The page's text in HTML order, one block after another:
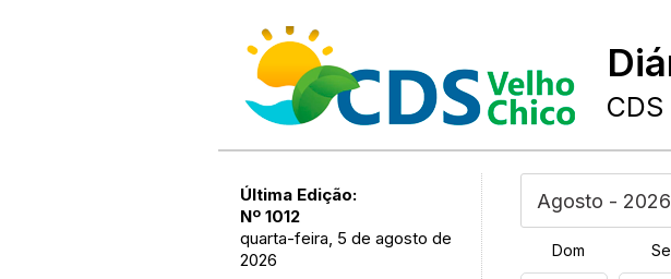
Última Edição:
Nº 1012
quarta-feira, 5 de agosto de
2026
Dom